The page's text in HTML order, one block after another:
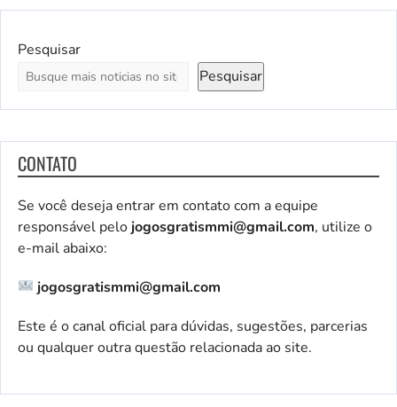
Pesquisar
Pesquisar
CONTATO
Se você deseja entrar em contato com a equipe
responsável pelo jogosgratismmi@gmail.com, utilize o
e-mail abaixo:
jogosgratismmi@gmail.com
Este é o canal oficial para dúvidas, sugestões, parcerias
ou qualquer outra questão relacionada ao site.